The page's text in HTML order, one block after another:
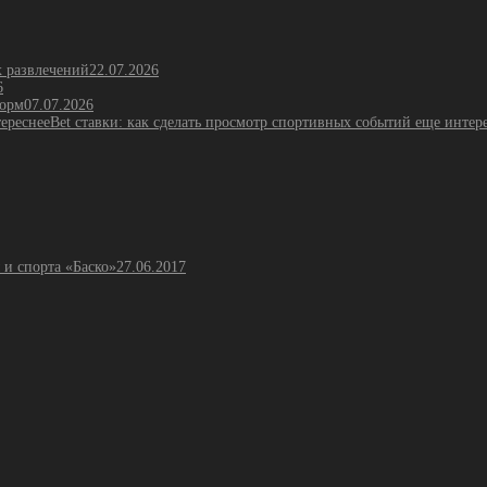
22.07.2026
07.07.2026
Bet ставки: как сделать просмотр спортивных событий еще
спорта «Баско»27.06.2017